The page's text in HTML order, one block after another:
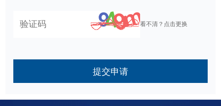
看不清？点击更换
提交申请